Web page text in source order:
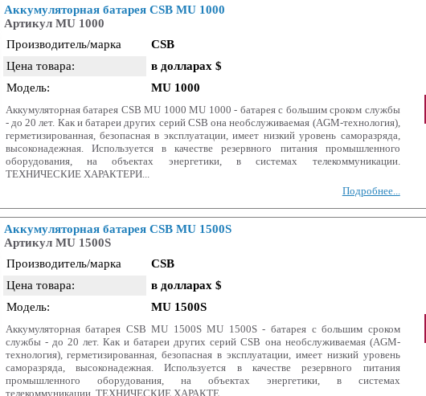
Аккумуляторная батарея CSB MU 1000
Артикул MU 1000
Производитель/марка
CSB
Цена товара:
в долларах $
Модель:
MU 1000
Аккумуляторная батарея CSB MU 1000 MU 1000 - батарея с большим сроком службы
- до 20 лет. Как и батареи других серий CSB она необслуживаемая (AGM-технология),
герметизированная, безопасная в эксплуатации, имеет низкий уровень саморазряда,
высоконадежная. Используется в качестве резервного питания промышленного
оборудования, на объектах энергетики, в системах телекоммуникации.
ТЕХНИЧЕСКИЕ ХАРАКТЕРИ...
Подробнее...
Аккумуляторная батарея CSB MU 1500S
Артикул MU 1500S
Производитель/марка
CSB
Цена товара:
в долларах $
Модель:
MU 1500S
Аккумуляторная батарея CSB MU 1500S MU 1500S - батарея с большим сроком
службы - до 20 лет. Как и батареи других серий CSB она необслуживаемая (AGM-
технология), герметизированная, безопасная в эксплуатации, имеет низкий уровень
саморазряда, высоконадежная. Используется в качестве резервного питания
промышленного оборудования, на объектах энергетики, в системах
телекоммуникации. ТЕХНИЧЕСКИЕ ХАРАКТЕ...